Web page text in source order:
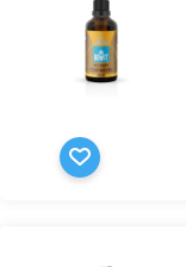
Arganolie 100
arganolie cosmetica
koudgeperste